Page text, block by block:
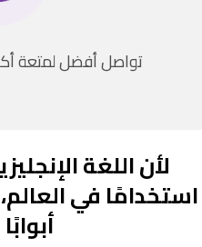
تواصل أفضل لمتعة
لأن اللغة
استخدامًا في